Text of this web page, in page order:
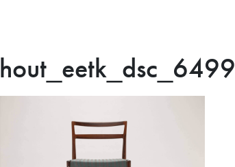
hout_eetk_dsc_6499